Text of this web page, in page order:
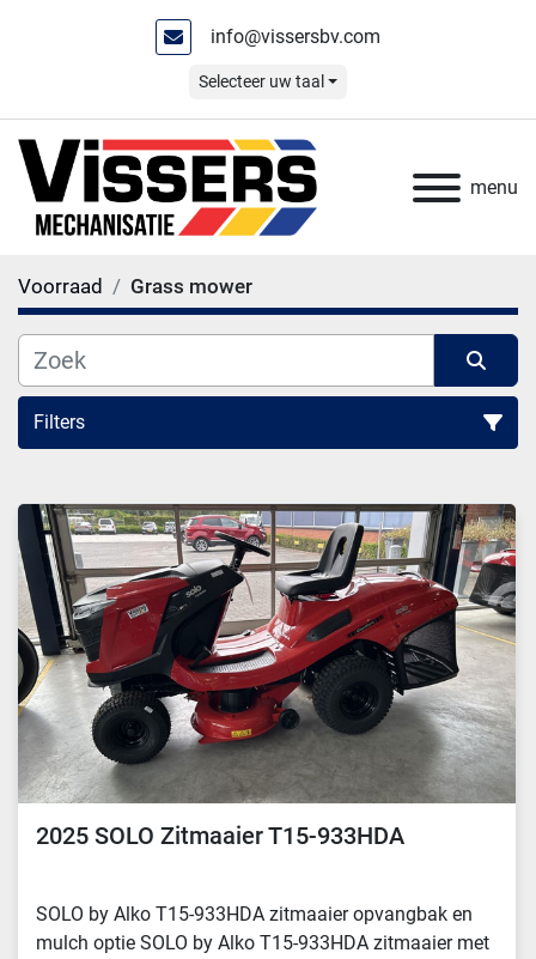
info@vissersbv.com
Selecteer uw taal
menu
Voorraad Grass mower
Filters
Sorteren op
2025 SOLO Zitmaaier T15-933HDA
SOLO by Alko T15-933HDA zitmaaier opvangbak en
mulch optie SOLO by Alko T15-933HDA zitmaaier met